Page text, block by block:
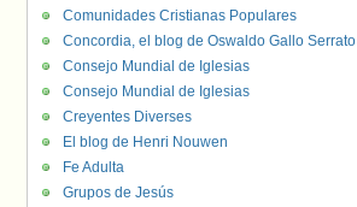
Comunidades Cristianas Populares
Concordia, el blog de Oswaldo Gallo Serrato
Consejo Mundial de Iglesias
Consejo Mundial de Iglesias
Creyentes Diverses
El blog de Henri Nouwen
Fe Adulta
Grupos de Jesús